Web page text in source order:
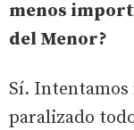
menos
del Menor?
Sí. Intentamos
paralizado